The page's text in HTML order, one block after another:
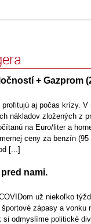
+ Gazprom
aj počas krízy.
nákladov zložených z
na Euro/liter a
ceny za benzín
[...]
nami.
už niekoľko
zápasy a vonku
si odmyslíme politické